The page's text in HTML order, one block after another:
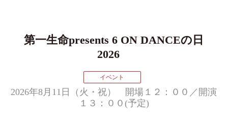
第⼀⽣命presents 6 ON DANCEの⽇
2026
イベント
2026年8月11日（火・祝） 開場１２：００／開演
１３：００(予定)